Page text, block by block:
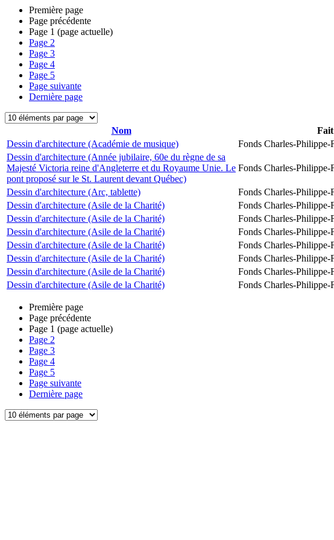
Première page
Page précédente
Page 1 (page actuelle)
Page 2
Page 3
Page 4
Page 5
Page suivante
Dernière page
Nom
Dessin d'architecture (Académie de musique)
Fonds Charles-
Dessin d'architecture (Année jubilaire, 60e du règne de sa
Majesté Victoria reine d'Angleterre et du Royaume Unie. Le
pont proposé sur le St. Laurent devant Québec)
Fonds Charles-
Dessin d'architecture (Arc, tablette) Fonds Charles-
Dessin d'architecture (Asile de la Charité)
Fonds Charles-
Dessin d'architecture (Asile de la Charité)
Fonds Charles-
Dessin d'architecture (Asile de la Charité)
Fonds Charles-
Dessin d'architecture (Asile de la Charité)
Fonds Charles-
Dessin d'architecture (Asile de la Charité)
Fonds Charles-
Dessin d'architecture (Asile de la Charité)
Fonds Charles-
Dessin d'architecture (Asile de la Charité)
Fonds Charles-
Première page
Page précédente
Page 1 (page actuelle)
Page 2
Page 3
Page 4
Page 5
Page suivante
Dernière page